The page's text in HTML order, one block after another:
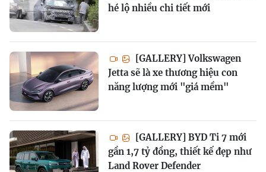
hé lộ nhiều chi tiết mới
[GALLERY] Volkswagen
Jetta sẽ là xe thương hiệu con
năng lượng mới "giá mềm"
[GALLERY] BYD Ti 7 mới
gần 1,7 tỷ đồng, thiết kế đẹp như
Land Rover Defender